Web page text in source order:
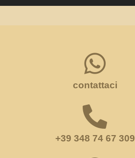
contattaci
+39 348 74 67 309